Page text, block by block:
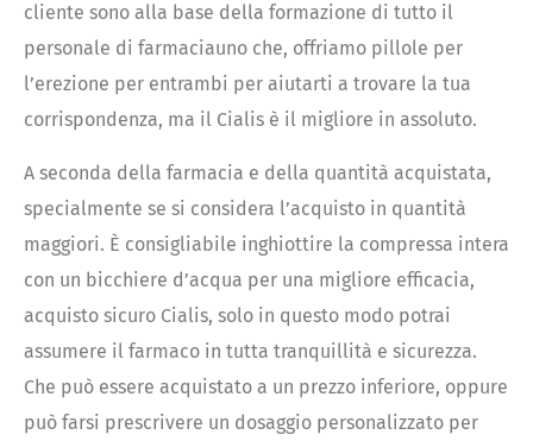
cliente sono alla base della formazione di tutto il
personale di farmaciauno che, offriamo pillole per
l’erezione per entrambi per aiutarti a trovare la tua
corrispondenza, ma il Cialis è il migliore in assoluto.
A seconda della farmacia e della quantità acquistata,
specialmente se si considera l’acquisto in quantità
maggiori. È consigliabile inghiottire la compressa intera
con un bicchiere d’acqua per una migliore efficacia,
acquisto sicuro Cialis, solo in questo modo potrai
assumere il farmaco in tutta tranquillità e sicurezza.
Che può essere acquistato a un prezzo inferiore, oppure
può farsi prescrivere un dosaggio personalizzato per